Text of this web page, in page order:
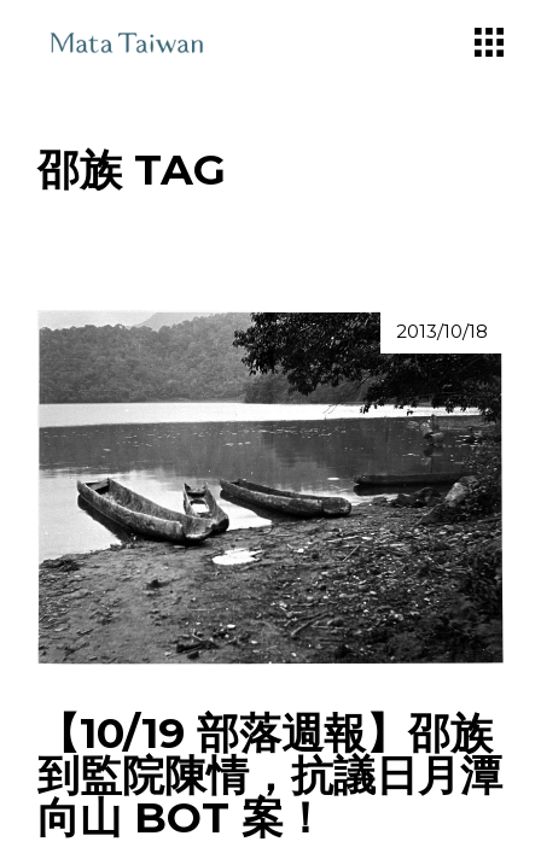
邵族 TAG
2013/10/18
【10/19 部落週報】邵族
到監院陳情，抗議日月潭
向山 BOT 案！